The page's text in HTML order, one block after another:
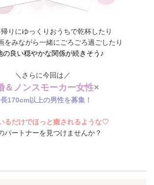
りにゆっくりおうちで乾杯したり
をみながら一緒にごろごろ過ごしたり
の良い穏やかな関係が続きそう♪
＼さらに今回は／
＆ノンスモーカー女性×
170cm以上の男性を募集！
るだけでほっと癒されるような♡
パートナーを見つけませんか？